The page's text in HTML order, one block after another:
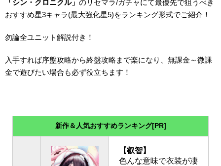
「シン・クロニクル」 のリセマラ/ガチャにて最優先で狙うべき
おすすめ星3キャラ(最大強化星5)をランキング形式でご紹介！
勿論全ユニット解説付き！
入手すれば序盤攻略から終盤攻略まで楽になり、無課金～微課
金で遊びたい場合も必ず役立ちます！
新作＆人気おすすめランキング[PR]
【叡智】
色んな意味で衣装が凄